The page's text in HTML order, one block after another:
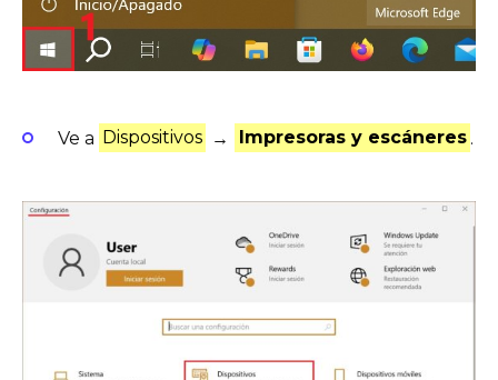
Ve a Dispositivos → Impresoras y escáneres .